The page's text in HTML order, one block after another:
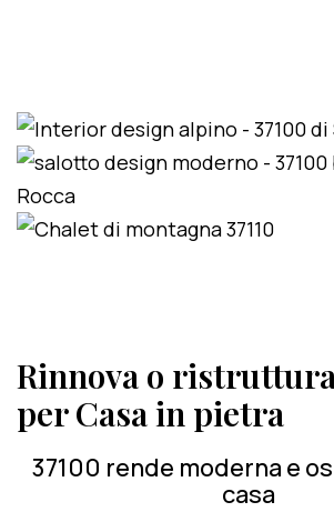
Rinnova o
per Casa in pietra
37100 rende moderna e
casa